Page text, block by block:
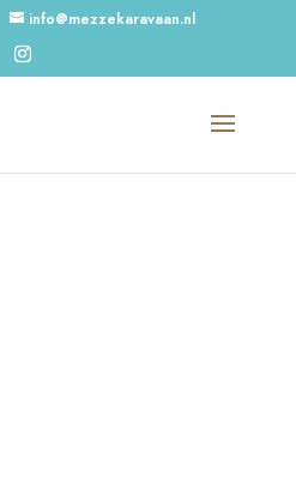
info@mezzekaravaan.nl